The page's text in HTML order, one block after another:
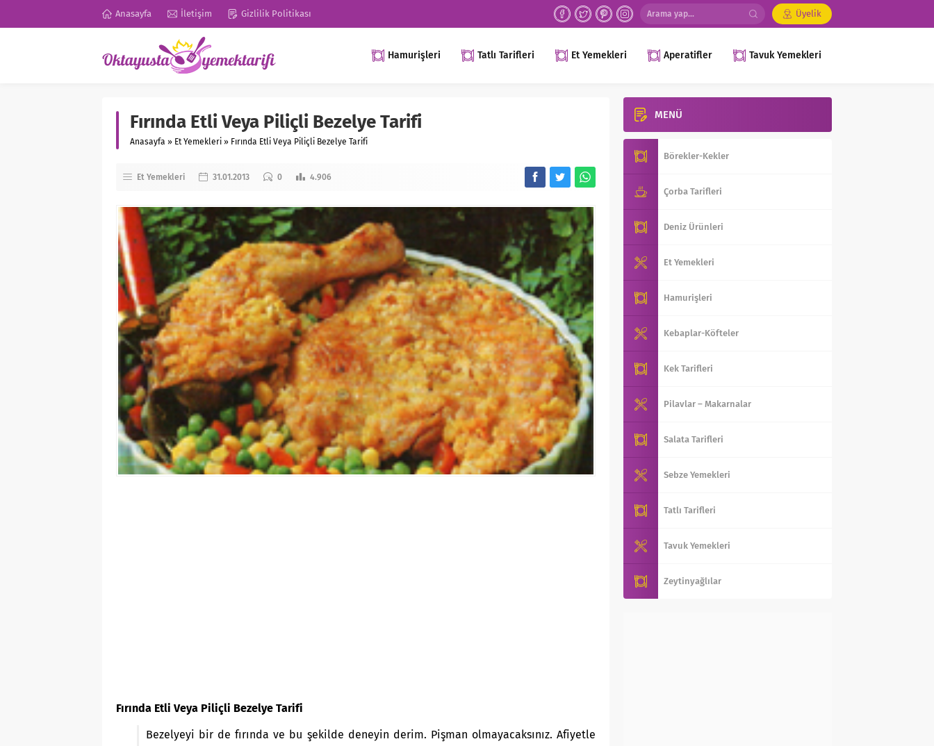
Anasayfa İletişim Gizlilik Politikası Üyelik
Hamurişleri Tatlı Tarifleri Et Yemekleri Aperatifler Tavuk Yemekleri
Fırında Etli Veya Piliçli Bezelye Tarifi
Anasayfa » Et Yemekleri » Fırında Etli Veya Piliçli Bezelye Tarifi
Et Yemekleri 31.01.2013 0 4.906
Fırında Etli Veya Piliçli Bezelye Tarifi
Bezelyeyi bir de fırında ve bu şekilde deneyin derim. Pişman olmayacaksınız. Afiyetle
MENÜ
Börekler-Kekler
Çorba Tarifleri
Deniz Ürünleri
Et Yemekleri
Hamurişleri
Kebaplar-Köfteler
Kek Tarifleri
Pilavlar – Makarnalar
Salata Tarifleri
Sebze Yemekleri
Tatlı Tarifleri
Tavuk Yemekleri
Zeytinyağlılar